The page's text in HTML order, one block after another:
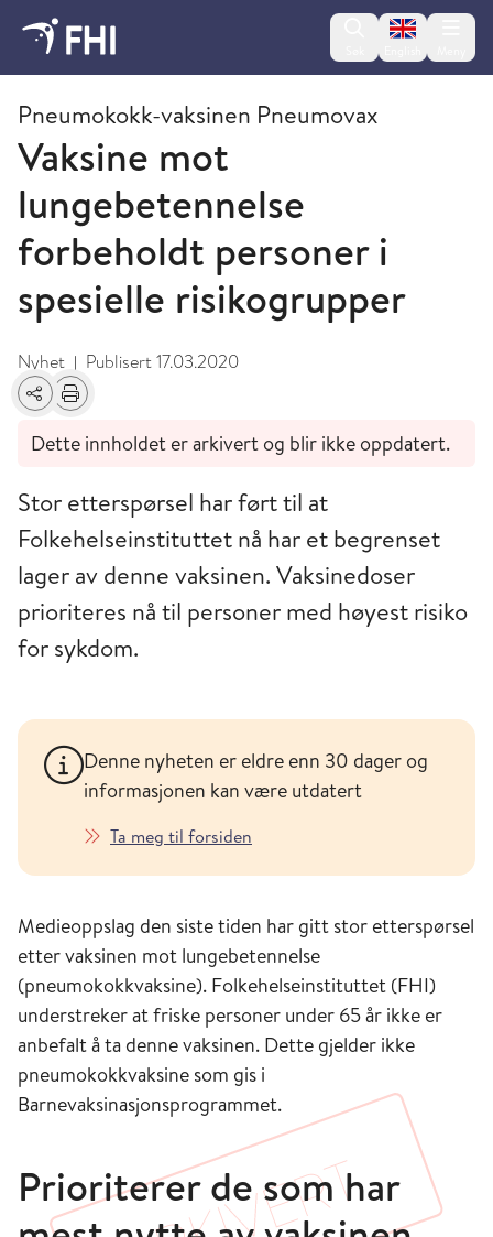
Change
Nyheter
Pneumokokk-vaksinen Pneumovax
Vaksine mot
lungebetennelse
forbeholdt personer i
spesielle risikogrupper
Nyhet | Publisert17.03.2020
Del Skriv ut
Dette innholdet er arkivert og blir ikke oppdatert.
Stor etterspørsel har ført til at
Folkehelseinstituttet nå har et begrenset
lager av denne vaksinen. Vaksinedoser
prioriteres nå til personer med høyest risiko
for sykdom.
Denne nyheten er eldre enn 30 dager og
informasjonen kan være utdatert
Ta meg til forsiden
Medieoppslag den siste tiden har gitt stor etterspørsel
etter vaksinen mot lungebetennelse
(pneumokokkvaksine). Folkehelseinstituttet (FHI)
understreker at friske personer under 65 år ikke er
anbefalt å ta denne vaksinen. Dette gjelder ikke
pneumokokkvaksine som gis i
Barnevaksinasjonsprogrammet.
Prioriterer de som har